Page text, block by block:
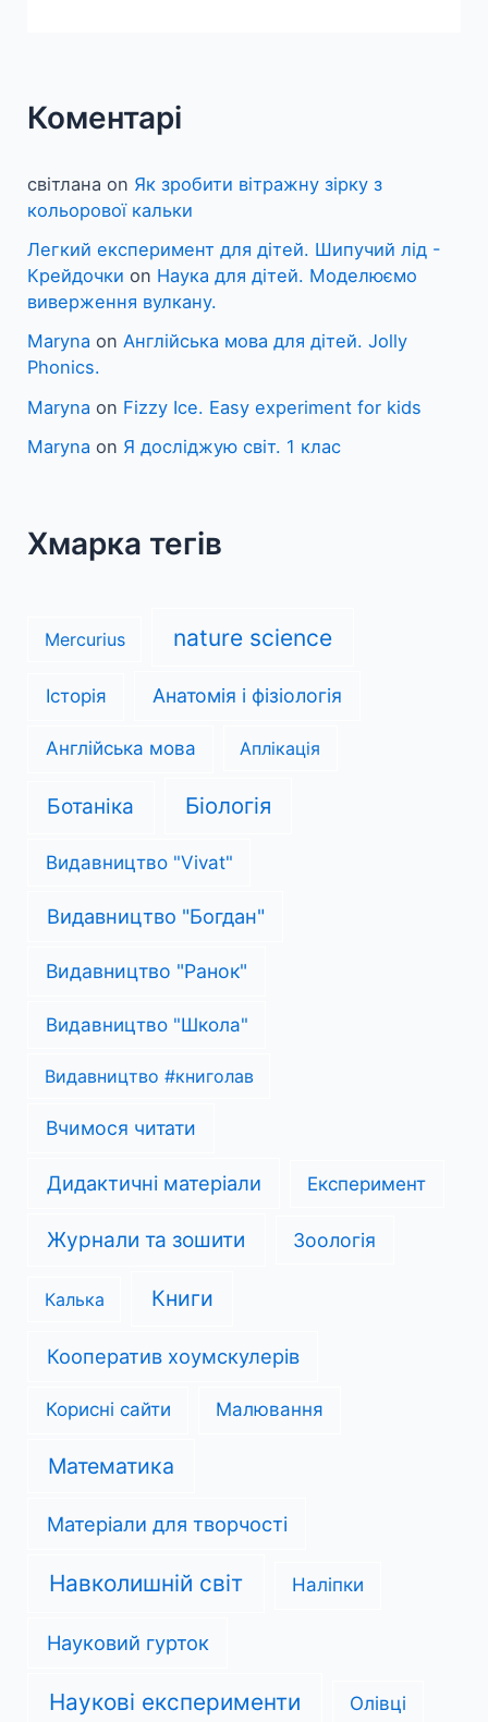
Коментарі
світлана on Як зробити вітражну зірку з
кольорової кальки
Легкий експеримент для дітей. Шипучий лід -
Крейдочки on Наука для дітей. Моделюємо
виверження вулкану.
Maryna onАнглійська мова для дітей. Jolly
Phonics.
Maryna on Fizzy Ice. Easy experiment for kids
Maryna on Я досліджую світ. 1 клас
Хмарка тегів
Mercurius nature science
Історія Анатомія і фізіологія
Англійська мова Аплікація
Ботаніка Біологія
Видавництво "Vivat"
Видавництво "Богдан"
Видавництво "Ранок"
Видавництво "Школа"
Видавництво #книголав
Вчимося читати
Дидактичні матеріали Експеримент
Журнали та зошити Зоологія
Калька Книги
Кооператив хоумскулерів
Корисні сайти Малювання
Математика
Матеріали для творчості
Навколишній світ Наліпки
Науковий гурток
Наукові експерименти Олівці